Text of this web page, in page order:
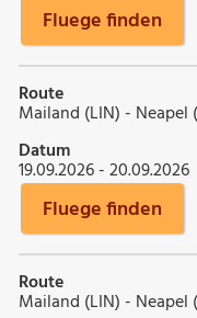
Fluege finden
Route
Mailand (LIN) - Neapel
Datum
19.09.2026 - 20.09.2026
Fluege finden
Route
Mailand (LIN) - Neapel